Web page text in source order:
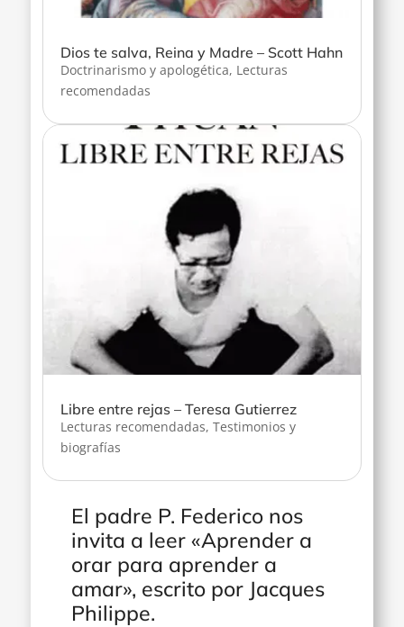
Dios te salva, Reina y Madre – Scott Hahn
Doctrinarismo y apologética, Lecturas
recomendadas
Libre entre rejas – Teresa Gutierrez
Lecturas recomendadas,Testimonios y
biografías
El padre P. Federico nos
invita a leer «Aprender a
orar para aprender a
amar», escrito por Jacques
Philippe.